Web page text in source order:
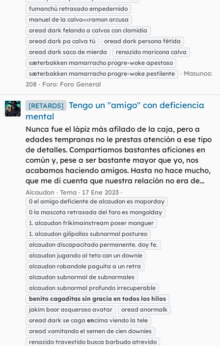
fumanchú retrasado empedernido
manuel de la calva<<ramon arcusa
oread dark felando a calvos con clamidia
oread dark pa calva tú
oread dark persona fétida
oread dark saco de mierda
renazido maricona calva
sæterbakken mamarracho progre-woke apestoso
sæterbakken mamarracho progre-woke pestilente
Masunos:
208
Foro: Foro General
[RETARDS]
Tengo un "amigo" con deficiencia
mental
Nunca fue el lápiz más afilado de la caja, pero a
edades tempranas no le prestas atención a ese tipo
de detalles. Compartíamos bastantes aficiones en
común y, pese a ser bastante mayor que yo, nos
acabamos haciendo amigos. Hasta no hace mucho,
que me di cuenta que nuestra relación no era de...
Alcaudon Tema 17 Ene 2023
0 el amigo deficiente de alcaudon es moporday
0 la mascota retrasada del foro es mongolday
1. alcaudon frikimainstream poser monguer
1. alcaudon gilipollas subnormal postureo
alcaudon discapacitado permanente. doy fe.
alcaudon jugando al teto con un downie
alcaudon robandole paguita a un retra
alcaudon subnormal de subnormales
alcaudon subnormal profundo irrecuperable
benito cagaditas sin gracia en todos los hilos
jakim boor asqueroso avatar
oread anormalk
oread dark se caga encima viendo la tele
oread vomitando el semen de cien downies
renazido travestido busca barbudo atrevido